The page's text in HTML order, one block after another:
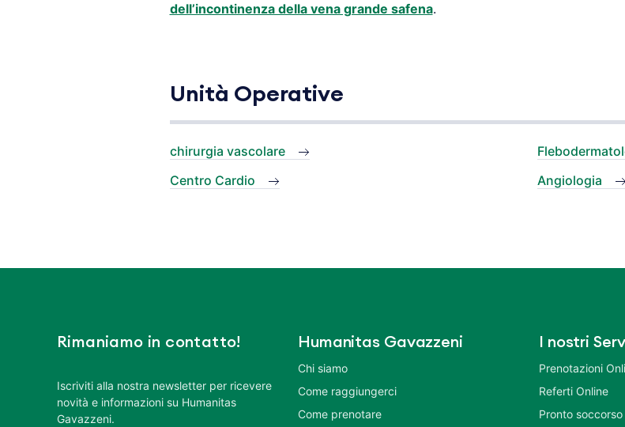
dell’incontinenza della vena grande safena.
Unità Operative
chirurgia vascolare
Centro Cardio
Angiologia
Rimaniamo in contatto!
Iscriviti alla nostra newsletter per ricevere
novità e informazioni su Humanitas
Gavazzeni.
Humanitas Gavazzeni
Chi siamo
Come raggiungerci
Come prenotare
I nostri
Prenotazioni
Referti Online
Pronto